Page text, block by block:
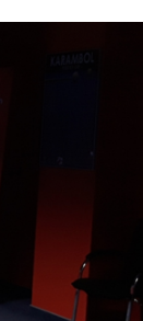
Kętrzyn